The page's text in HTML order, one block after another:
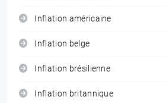
Inflation américaine
Inflation belge
Inflation brésilienne
Inflation britannique